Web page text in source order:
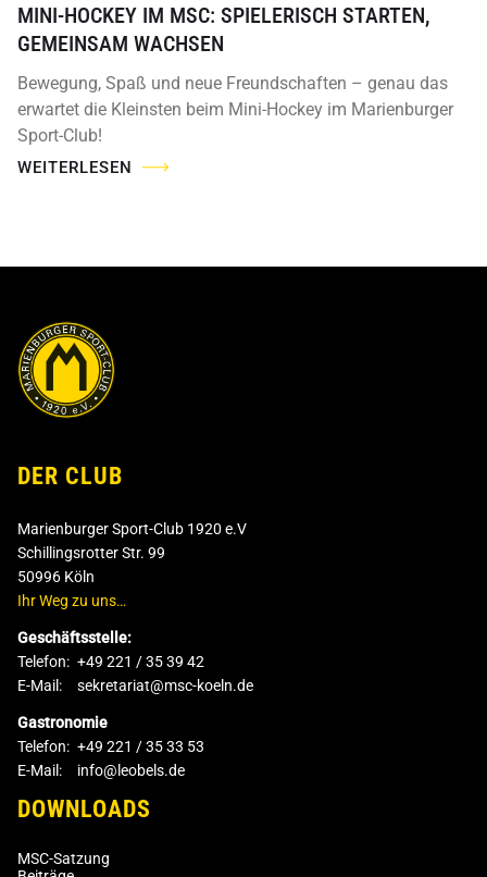
MINI-HOCKEY IM MSC: SPIELERISCH STARTEN,
GEMEINSAM WACHSEN
Bewegung, Spaß und neue Freundschaften – genau das
erwartet die Kleinsten beim Mini-Hockey im Marienburger
Sport-Club!
WEITERLESEN
DER CLUB
Marienburger Sport-Club 1920 e.V
Schillingsrotter Str. 99
50996 Köln
Ihr Weg zu uns…
Geschäftsstelle:
Telefon: +49 221 / 35 39 42
E-Mail:
sekretariat@msc-koeln.de
Gastronomie
Telefon: +49 221 / 35 33 53
E-Mail:
info@leobels.de
DOWNLOADS
MSC-Satzung